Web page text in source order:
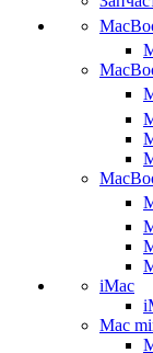
iMac
Mac